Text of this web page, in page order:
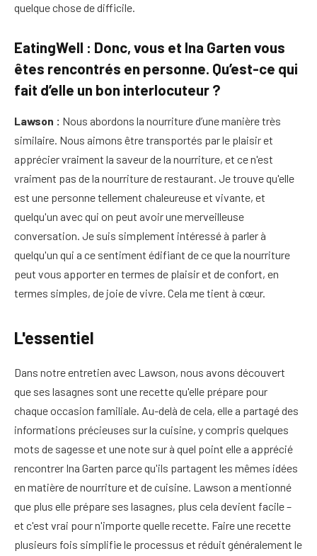
quelque chose de difficile.
EatingWell : Donc, vous et Ina Garten vous
êtes rencontrés en personne. Qu’est-ce qui
fait d’elle un bon interlocuteur ?
Lawson : Nous abordons la nourriture d’une manière très
similaire. Nous aimons être transportés par le plaisir et
apprécier vraiment la saveur de la nourriture, et ce n'est
vraiment pas de la nourriture de restaurant. Je trouve qu'elle
est une personne tellement chaleureuse et vivante, et
quelqu'un avec qui on peut avoir une merveilleuse
conversation. Je suis simplement intéressé à parler à
quelqu'un qui a ce sentiment édifiant de ce que la nourriture
peut vous apporter en termes de plaisir et de confort, en
termes simples, de joie de vivre. Cela me tient à cœur.
L'essentiel
Dans notre entretien avec Lawson, nous avons découvert
que ses lasagnes sont une recette qu'elle prépare pour
chaque occasion familiale. Au-delà de cela, elle a partagé des
informations précieuses sur la cuisine, y compris quelques
mots de sagesse et une note sur à quel point elle a apprécié
rencontrer Ina Garten parce qu'ils partagent les mêmes idées
en matière de nourriture et de cuisine. Lawson a mentionné
que plus elle prépare ses lasagnes, plus cela devient facile –
et c'est vrai pour n'importe quelle recette. Faire une recette
plusieurs fois simplifie le processus et réduit généralement le